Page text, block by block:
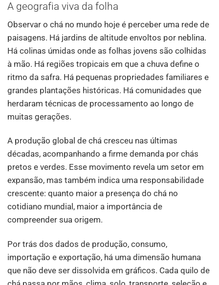
A geografia viva da folha
Observar o chá no mundo hoje é perceber uma rede de
paisagens. Há jardins de altitude envoltos por neblina.
Há colinas úmidas onde as folhas jovens são colhidas
à mão. Há regiões tropicais em que a chuva define o
ritmo da safra. Há pequenas propriedades familiares e
grandes plantações históricas. Há comunidades que
herdaram técnicas de processamento ao longo de
muitas gerações.
A produção global de chá cresceu nas últimas
décadas, acompanhando a firme demanda por chás
pretos e verdes. Esse movimento revela um setor em
expansão, mas também indica uma responsabilidade
crescente: quanto maior a presença do chá no
cotidiano mundial, maior a importância de
compreender sua origem.
Por trás dos dados de produção, consumo,
importação e exportação, há uma dimensão humana
que não deve ser dissolvida em gráficos. Cada quilo de